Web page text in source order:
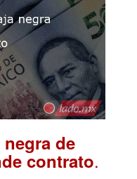
negra de
contrato.